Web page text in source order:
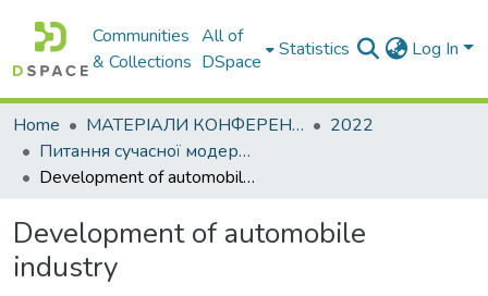
Communities
& Collections
All of
DSpace
Statistics Log In
Home МАТЕРІАЛИ КОНФЕРЕНЦІЙ
2022
Питання сучасної модернізації науки та освіти
Development of automobile industry
Development of automobile
industry